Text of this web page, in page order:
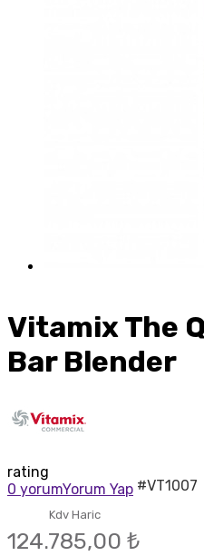
Vitamix The
Bar Blender
rating
0 yorumYorum Yap #VT1007
Kdv Haric
124.785,00 ₺